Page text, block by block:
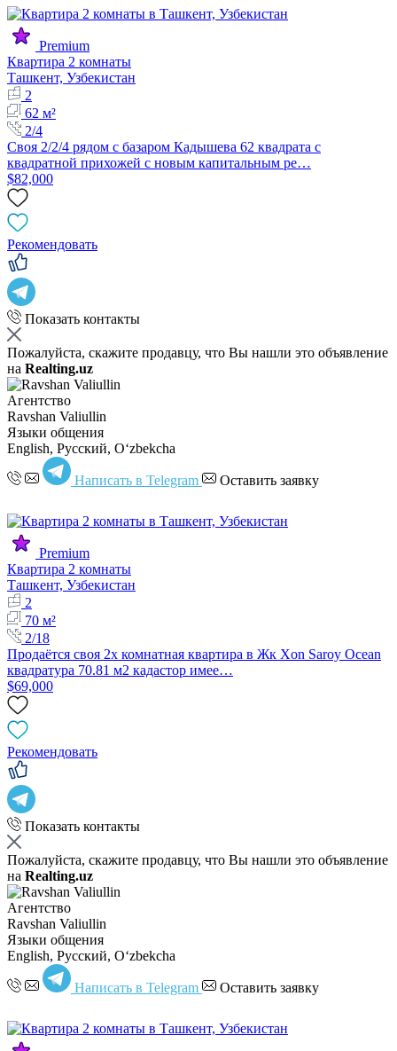
Premium
Квартира 2 комнаты
Ташкент, Узбекистан
2
62 м²
2/4
Своя 2/2/4 рядом с базаром Кадышева 62 квадрата с
квадратной прихожей с новым капитальным ре…
$82,000
Рекомендовать
Показать контакты
Пожалуйста, скажите продавцу, что Вы нашли это объявление
на Realting.uz
Агентство
Ravshan Valiullin
Языки общения
English, Русский, Oʻzbekcha
Написать в Telegram Оставить заявку
Premium
Квартира 2 комнаты
Ташкент, Узбекистан
2
70 м²
2/18
Продаётся своя 2х комнатная квартира в Жк Xon Saroy Ocean
квадратура 70.81 м2 кадастор имее…
$69,000
Рекомендовать
Показать контакты
Пожалуйста, скажите продавцу, что Вы нашли это объявление
на Realting.uz
Агентство
Ravshan Valiullin
Языки общения
English, Русский, Oʻzbekcha
Написать в Telegram Оставить заявку